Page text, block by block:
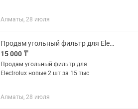
Алматы, 28 июля
Продам угольный фильтр для Electrolux 2 шт новые
15 000 ₸
Продам угольный фильтр для
Electrolux новые 2 шт за 15 тыс
Алматы, 28 июля